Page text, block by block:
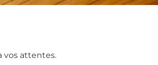
vos attentes.